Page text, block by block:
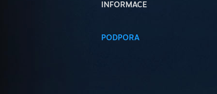
INFORMACE
PODPORA